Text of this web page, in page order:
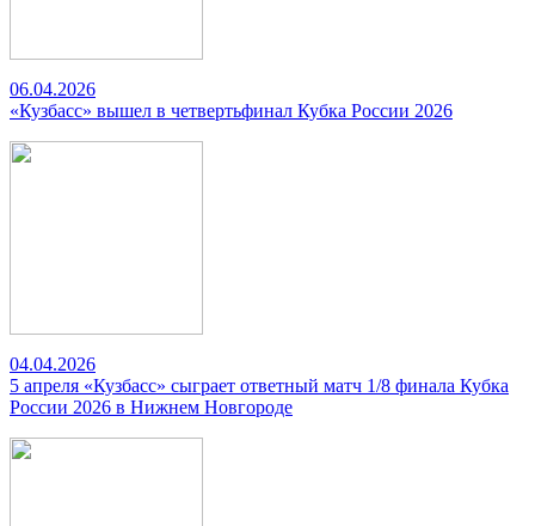
06.04.2026
«Кузбасс» вышел в четвертьфинал Кубка России 2026
04.04.2026
5 апреля «Кузбасс» сыграет ответный матч 1/8 финала Кубка
России 2026 в Нижнем Новгороде